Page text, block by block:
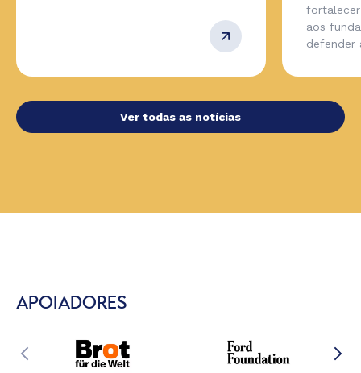
aos
defender
Ver todas as notícias
APOIADORES